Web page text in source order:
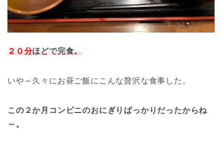
２０分ほどで完食。
いや～久々にお昼ご飯にこんな贅沢な食事した。
この２か月コンビニのおにぎりばっかりだったからね
～。